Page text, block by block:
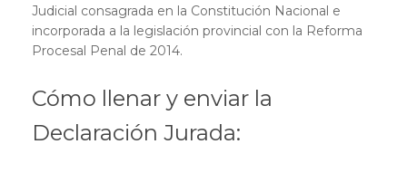
Judicial consagrada en la Constitución Nacional e
incorporada a la legislación provincial con la Reforma
Procesal Penal de 2014.
Cómo llenar y enviar la
Declaración Jurada: